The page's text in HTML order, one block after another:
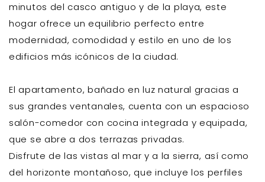
minutos del casco antiguo y de la playa, este
hogar ofrece un equilibrio perfecto entre
modernidad, comodidad y estilo en uno de los
edificios más icónicos de la ciudad.
El apartamento, bañado en luz natural gracias a
sus grandes ventanales, cuenta con un espacioso
salón-comedor con cocina integrada y equipada,
que se abre a dos terrazas privadas.
Disfrute de las vistas al mar y a la sierra, así como
del horizonte montañoso, que incluye los perfiles